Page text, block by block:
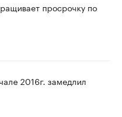
просрочку по
2016г. замедлил